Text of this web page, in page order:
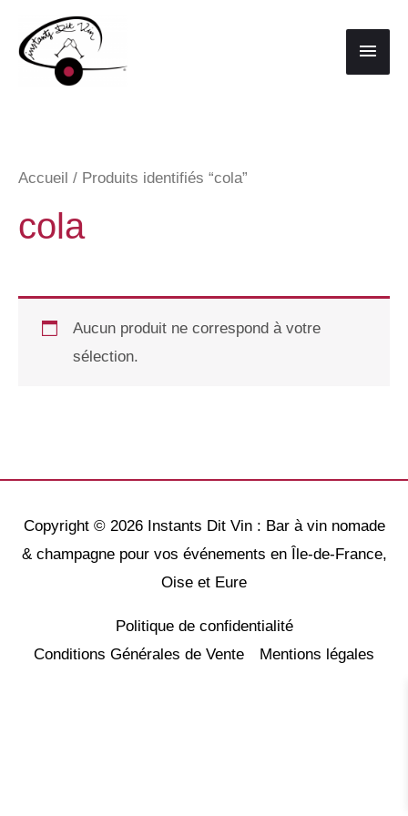
contenu
Accueil / Produits identifiés “cola”
cola
Aucun produit ne correspond à votre
sélection.
Copyright © 2026 Instants Dit Vin : Bar à vin nomade
& champagne pour vos événements en Île-de-France,
Oise et Eure
Politique de confidentialité
Conditions Générales de Vente
Mentions légales